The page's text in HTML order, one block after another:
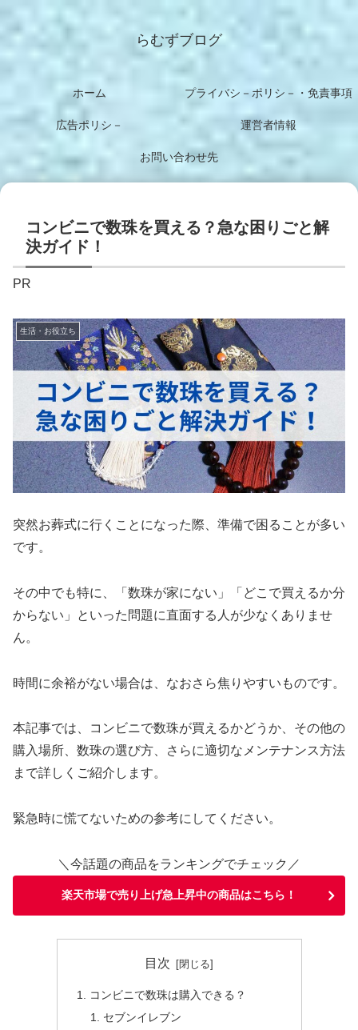
らむずブログ
ホーム プライバシ－ポリシ－・免責事項
広告ポリシ－ 運営者情報
お問い合わせ先
コンビニで数珠を買える？急な困りごと解
決ガイド！
PR
生活・お役立ち
突然お葬式に行くことになった際、準備で困ることが多い
です。
その中でも特に、「数珠が家にない」「どこで買えるか分
からない」といった問題に直面する人が少なくありませ
ん。
時間に余裕がない場合は、なおさら焦りやすいものです。
本記事では、コンビニで数珠が買えるかどうか、その他の
購入場所、数珠の選び方、さらに適切なメンテナンス方法
まで詳しくご紹介します。
緊急時に慌てないための参考にしてください。
＼今話題の商品をランキングでチェック／
楽天市場で売り上げ急上昇中の商品はこちら！
目次
コンビニで数珠は購入できる？
セブンイレブン